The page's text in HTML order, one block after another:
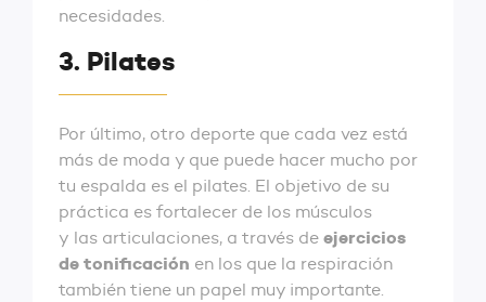
necesidades.
3. Pilates
Por último, otro deporte que cada vez está
más de moda y que puede hacer mucho por
tu espalda es el pilates. El objetivo de su
práctica es fortalecer de los músculos
y las articulaciones, a través de ejercicios
de tonificación en los que la respiración
también tiene un papel muy importante.